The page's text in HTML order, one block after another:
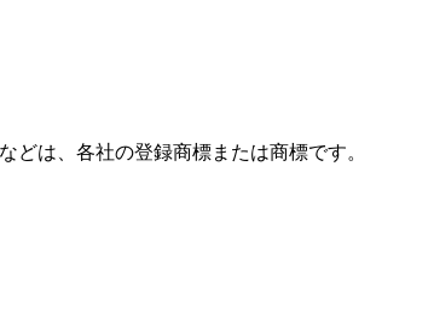
は、各社の登録商標または商標です。